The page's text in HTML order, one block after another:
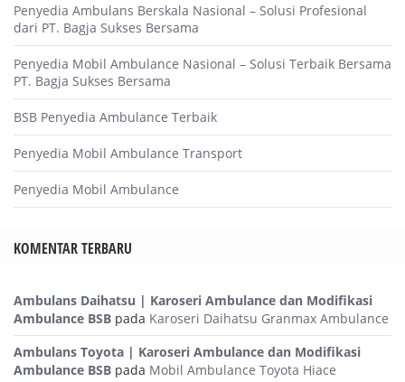
Penyedia Ambulans Berskala Nasional – Solusi Profesional
dari PT. Bagja Sukses Bersama
Penyedia Mobil Ambulance Nasional – Solusi Terbaik Bersama
PT. Bagja Sukses Bersama
BSB Penyedia Ambulance Terbaik
Penyedia Mobil Ambulance Transport
Penyedia Mobil Ambulance
KOMENTAR TERBARU
Ambulans Daihatsu | Karoseri Ambulance dan Modifikasi
Ambulance BSB pada Karoseri Daihatsu Granmax Ambulance
Ambulans Toyota | Karoseri Ambulance dan Modifikasi
Ambulance BSB pada Mobil Ambulance Toyota Hiace